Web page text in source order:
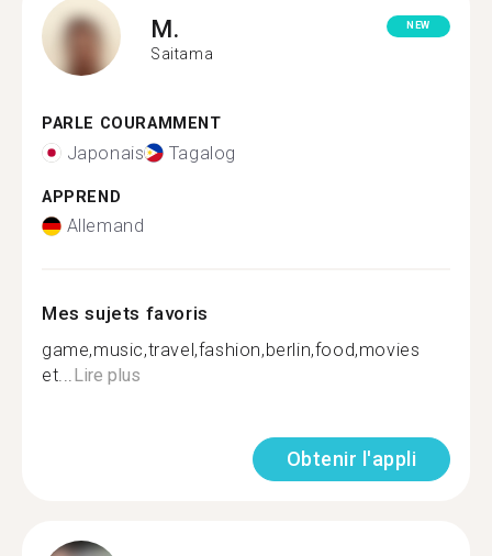
M.
Saitama
NEW
PARLE COURAMMENT
Japonais Tagalog
APPREND
Allemand
Mes sujets favoris
game,music,travel,fashion,berlin,food,movies
et...Lire plus
Obtenir l'appli